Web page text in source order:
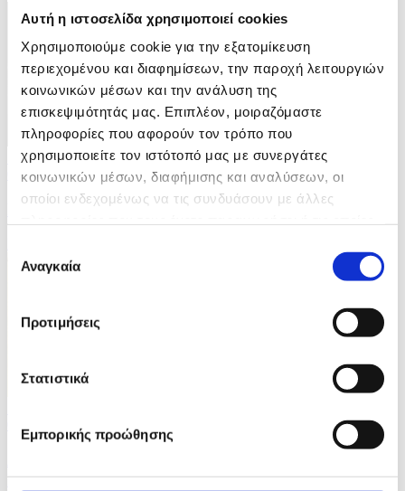
Αυτή η ιστοσελίδα χρησιμοποιεί cookies
Χρησιμοποιούμε cookie για την εξατομίκευση
περιεχομένου και διαφημίσεων, την παροχή λειτουργιών
κοινωνικών μέσων και την ανάλυση της
επισκεψιμότητάς μας. Επιπλέον, μοιραζόμαστε
πληροφορίες που αφορούν τον τρόπο που
χρησιμοποιείτε τον ιστότοπό μας με συνεργάτες
κοινωνικών μέσων, διαφήμισης και αναλύσεων, οι
οποίοι ενδεχομένως να τις συνδυάσουν με άλλες
των υπηρεσιών τους.
συγκατάθεσης
Αναγκαία
Προτιμήσεις
Στατιστικά
Εμπορικής προώθησης
10 Φωτογραφίες
04/08/2026 08:08
Iσραηλινές επιθέσεις στην πόλη της Γάζας
03/08/2026 15:43
Ισπανία